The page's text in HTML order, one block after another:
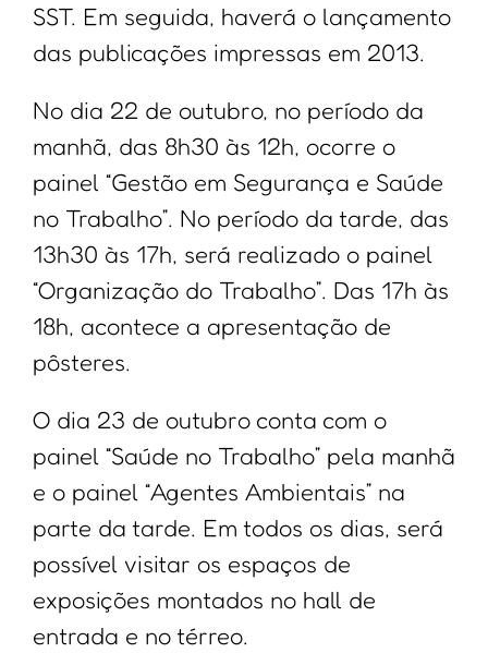
SST. Em seguida, haverá o lançamento
das publicações impressas em 2013.
No dia 22 de outubro, no período da
manhã, das 8h30 às 12h, ocorre o
painel “Gestão em Segurança e Saúde
no Trabalho”. No período da tarde, das
13h30 às 17h, será realizado o painel
“Organização do Trabalho”. Das 17h às
18h, acontece a apresentação de
pôsteres.
O dia 23 de outubro conta com o
painel “Saúde no Trabalho” pela manhã
e o painel “Agentes Ambientais” na
parte da tarde. Em todos os dias, será
possível visitar os espaços de
exposições montados no hall de
entrada e no térreo.